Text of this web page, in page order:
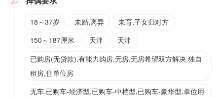
18～37岁 未婚,离异
未育,子女归对方
150～187厘米
天津
天津
已购房(无贷款),有能力购房,无房,无房希望双方解决,独自
租房,住单位房
无车,已购车-经济型,已购车-中档型,已购车-豪华型,单位用